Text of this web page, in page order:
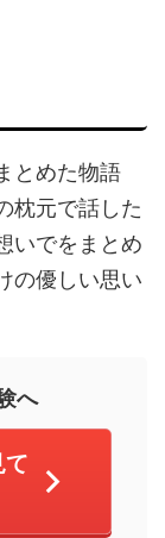
とめた物語
枕元で話した
いでをまとめ
の優しい思い
へ